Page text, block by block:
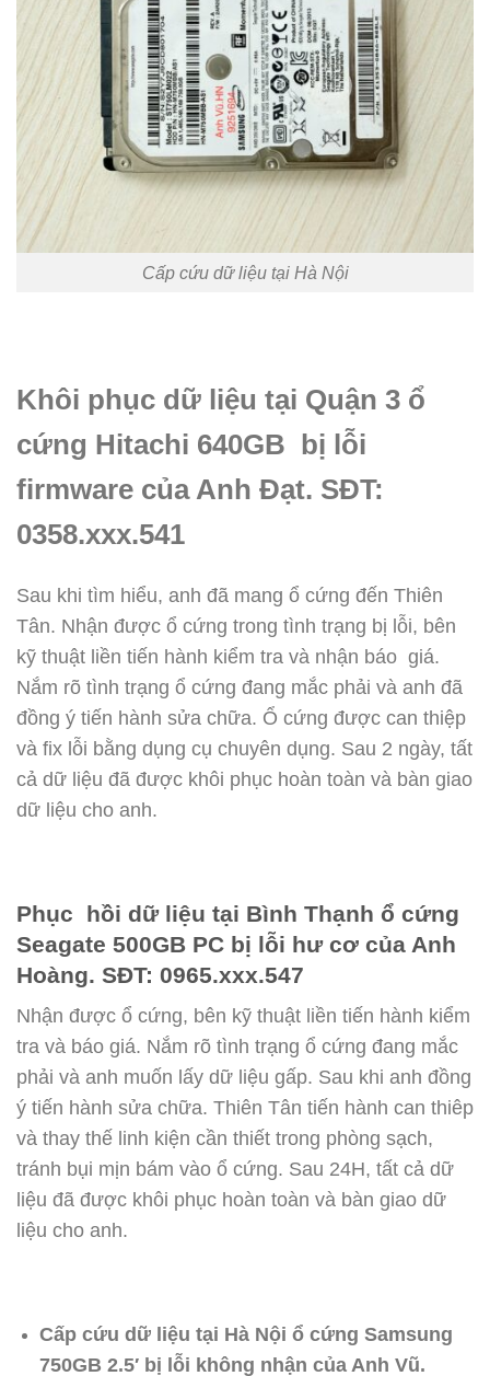
Cấp cứu dữ liệu tại Hà Nội
Khôi phục dữ liệu tại Quận 3 ổ
cứng Hitachi 640GB bị lỗi
firmware của Anh Đạt. SĐT:
0358.xxx.541
Sau khi tìm hiểu, anh đã mang ổ cứng đến Thiên
Tân. Nhận được ổ cứng trong tình trạng bị lỗi, bên
kỹ thuật liền tiến hành kiểm tra và nhận báo giá.
Nắm rõ tình trạng ổ cứng đang mắc phải và anh đã
đồng ý tiến hành sửa chữa. Ổ cứng được can thiệp
và fix lỗi bằng dụng cụ chuyên dụng. Sau 2 ngày, tất
cả dữ liệu đã được khôi phục hoàn toàn và bàn giao
dữ liệu cho anh.
Phục hồi dữ liệu tại Bình Thạnh ổ cứng
Seagate 500GB PC bị lỗi hư cơ của Anh
Hoàng. SĐT: 0965.xxx.547
Nhận được ổ cứng, bên kỹ thuật liền tiến hành kiểm
tra và báo giá. Nắm rõ tình trạng ổ cứng đang mắc
phải và anh muốn lấy dữ liệu gấp. Sau khi anh đồng
ý tiến hành sửa chữa. Thiên Tân tiến hành can thiêp
và thay thế linh kiện cần thiết trong phòng sạch,
tránh bụi mịn bám vào ổ cứng. Sau 24H, tất cả dữ
liệu đã được khôi phục hoàn toàn và bàn giao dữ
liệu cho anh.
Cấp cứu dữ liệu tại Hà Nội ổ cứng Samsung
750GB 2.5′ bị lỗi không nhận của Anh Vũ.